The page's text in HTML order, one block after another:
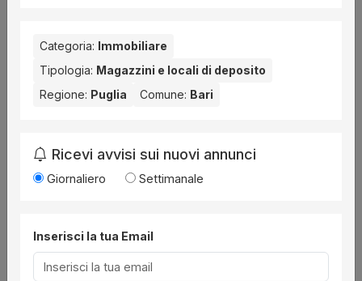
da€ 92.700,00
Categoria: Immobiliare
Tipologia: Magazzini e locali di deposito
Regione: Puglia Comune: Bari
Ricevi avvisi sui nuovi annunci
Giornaliero Settimanale
Inserisci la tua Email